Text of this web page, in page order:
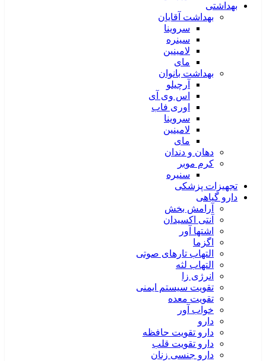
بهداشتی
بهداشت آقایان
سروینا
سینره
لامینین
مای
بهداشت بانوان
آرچیلو
اس وی آی
اوری فاب
سروینا
لامینین
مای
دهان و دندان
کرم موبر
سنیره
تجهیزات پزشکی
دارو گیاهی
آرامش بخش
آنتی اکسیدان
اشتها آور
اگزما
التهاب تارهای صوتی
التهاب لثه
انرژی زا
تقویت سیستم ایمنی
تقویت معده
خواب آور
دارو
دارو تقویت حافظه
دارو تقویت قلب
دارو جنسی زنان